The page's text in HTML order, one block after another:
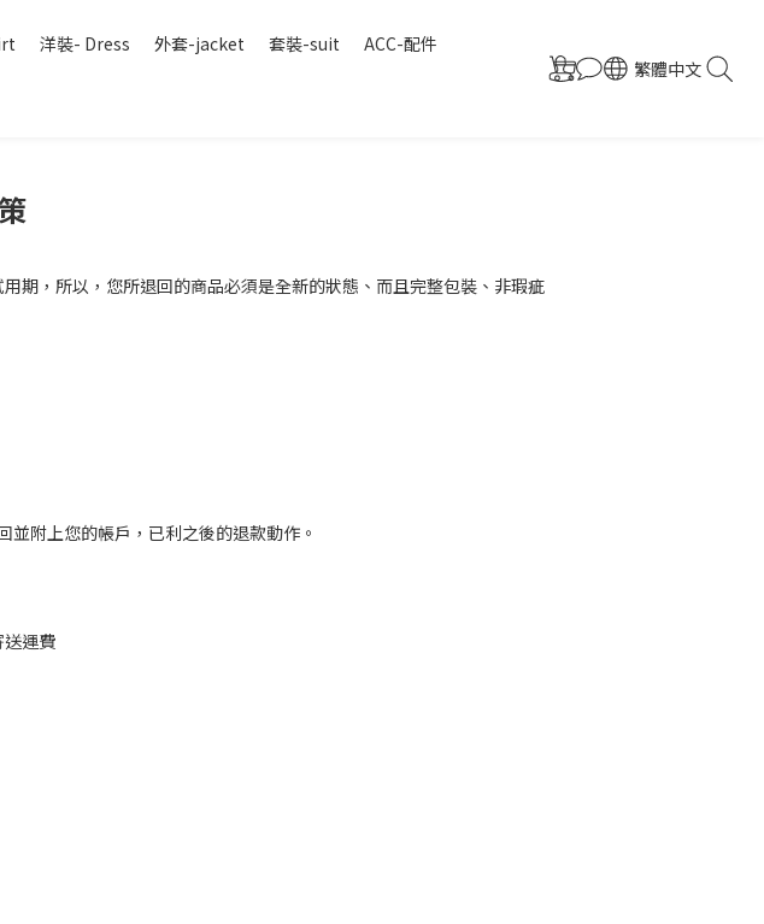
洋裝- Dress 外套-jacket 套裝-suit ACC-配件
繁體中文
期，所以，您所退回的商品必須是全新的狀態、而且完整包裝、非瑕疵
附上您的帳戶，已利之後的退款動作。
運費